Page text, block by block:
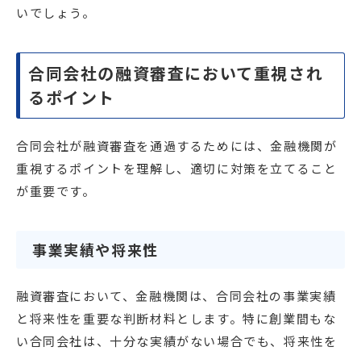
いでしょう。
合同会社の融資審査において重視され
るポイント
合同会社が融資審査を通過するためには、金融機関が
重視するポイントを理解し、適切に対策を立てること
が重要です。
事業実績や将来性
融資審査において、金融機関は、合同会社の事業実績
と将来性を重要な判断材料とします。特に創業間もな
い合同会社は、十分な実績がない場合でも、将来性を